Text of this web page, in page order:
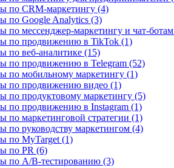
по CRM-маркетингу (4)
по Google Analytics (3)
по мессенджер-маркетингу и чат-
по продвижению в TikTok (1)
по веб-аналитике (15)
по продвижению в Telegram (52)
по мобильному маркетингу (1)
по продвижению видео (1)
по продуктовому маркетингу (5)
по продвижению в Instagram (1)
по маркетинговой стратегии (1)
по руководству маркетингом (4)
по MyTarget (1)
по PR (6)
по A/B-тестированию (3)